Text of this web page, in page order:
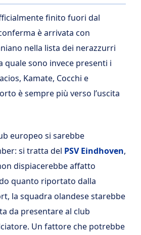
finito fuori dal
è arrivata con
nella lista dei nerazzurri
quale sono invece presenti i
Kamate, Cocchi e
è sempre più verso l’uscita
europeo si sarebbe
si tratta del PSV Eindhoven,
dispiacerebbe affatto
quanto riportato dalla
la squadra olandese starebbe
da presentare al club
Un fattore che potrebbe